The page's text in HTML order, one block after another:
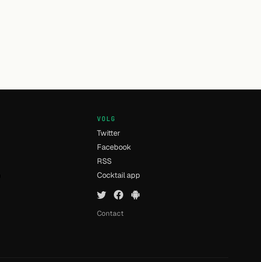
VOLG
Twitter
Facebook
RSS
Cocktail app
Contact